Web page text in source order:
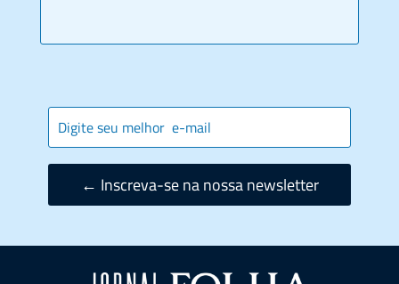
← Inscreva-se na nossa newsletter